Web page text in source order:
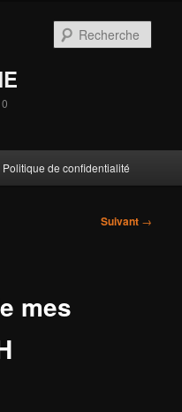
Politique de confidentialité
Suivant →
mes